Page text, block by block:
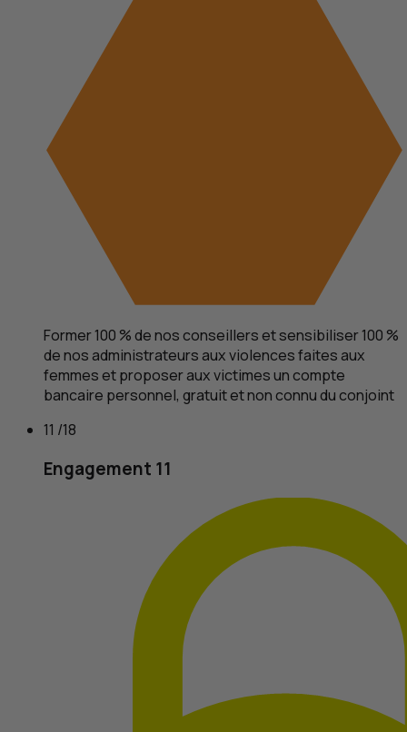
Former 100 % de nos conseillers et sensibiliser 100 %
de nos administrateurs aux violences faites aux
femmes et proposer aux victimes un compte
bancaire personnel, gratuit et non connu du conjoint
11 /18
Engagement 11